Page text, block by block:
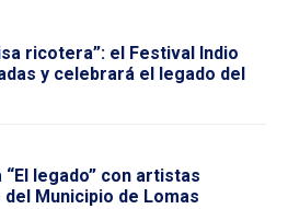
ricotera”: el Festival Indio
y celebrará el legado del
legado” con artistas
Municipio de Lomas